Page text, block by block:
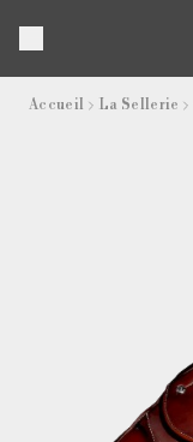
Accueil La Sellerie